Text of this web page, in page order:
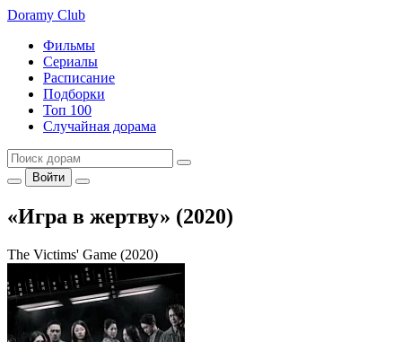
Doramy Club
Фильмы
Сериалы
Расписание
Подборки
Топ 100
Случайная дорама
Войти
«Игра в жертву» (2020)
The Victims' Game (2020)